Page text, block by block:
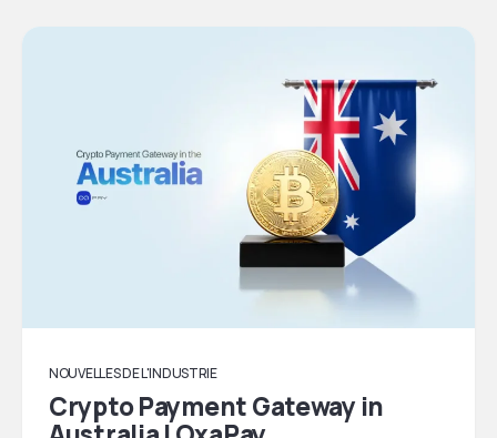
NOUVELLES DE L'INDUSTRIE
Crypto Payment Gateway in